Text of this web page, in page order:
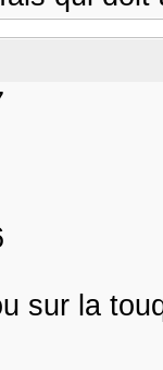
sur la